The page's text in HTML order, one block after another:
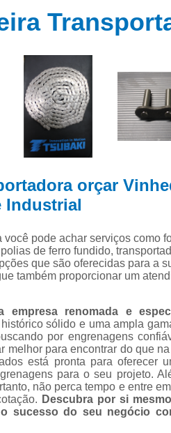
de
de
de
dentada
de
orçar
Industrial
pode achar serviços como
de ferro fundido,
que são oferecidas para a
também proporcionar um
renomada e
sólido e uma ampla
por engrenagens
melhor para encontrar do que
está pronta para oferecer
para o seu projeto.
não perca tempo e entre
Descubra por si
sucesso do seu negócio